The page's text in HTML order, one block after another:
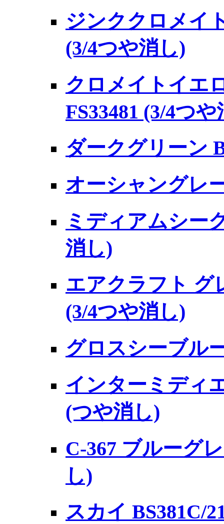
ジンククロメイ
(3/4つや消し)
クロメイトイエ
FS33481 (3/4つ
ダークグリーン
オーシャングレ
ミディアムシー
消し)
エアクラフト グ
(3/4つや消し)
グロスシーブル
インターミディ
(つや消し)
C-367 ブルーグ
し)
スカイ BS381C/